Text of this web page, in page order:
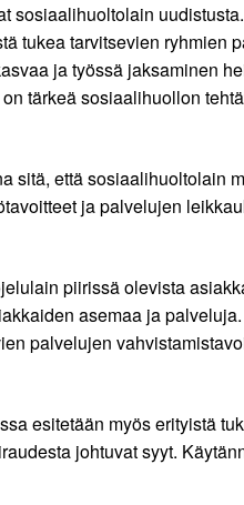
sosiaalihuoltolain uudistusta.
tukea tarvitsevien ryhmien
ja työssä jaksaminen
tärkeä sosiaalihuollon
sitä, että sosiaalihuoltolain
ja palvelujen
piirissä olevista
asemaa ja
palvelujen
esitetään myös erityistä
johtuvat syyt.